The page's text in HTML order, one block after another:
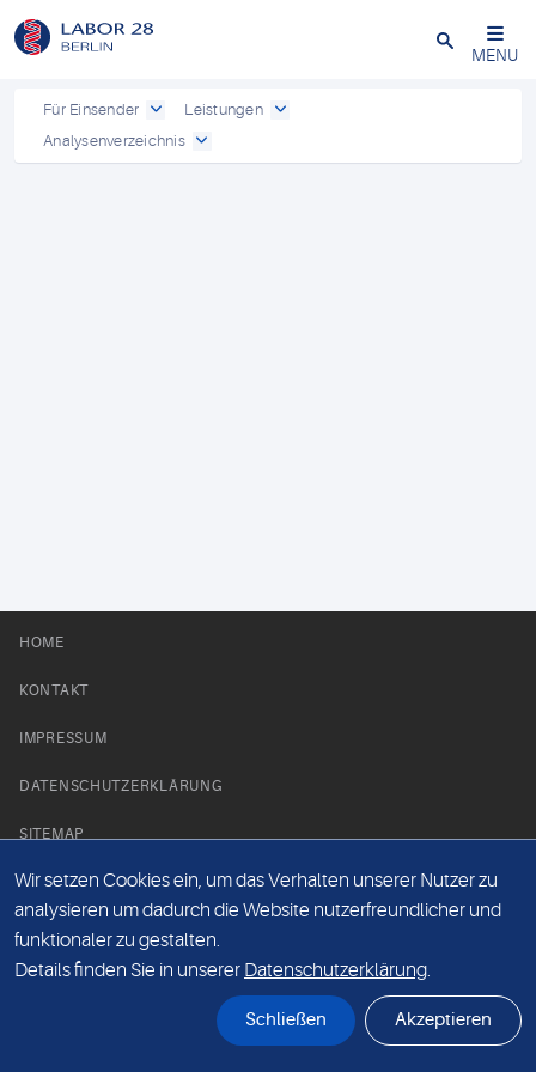
Schließen
MENU
Für Einsender
Leistungen
Analysenverzeichnis
HOME
KONTAKT
IMPRESSUM
DATENSCHUTZERKLÄRUNG
SITEMAP
NEWS PARTNER
Wir setzen Cookies ein, um das Verhalten unserer Nutzer zu
analysieren um dadurch die Website nutzerfreundlicher und
funktionaler zu gestalten.
Details finden Sie in unserer Datenschutzerklärung.
Schließen Akzeptieren